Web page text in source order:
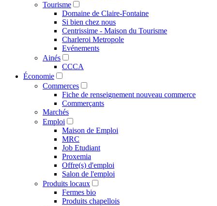
Tourisme
Domaine de Claire-Fontaine
Si bien chez nous
Centrissime - Maison du Tourisme
Charleroi Metropole
Evénements
Ainés
CCCA
Économie
Commerces
Fiche de renseignement nouveau commerce
Commerçants
Marchés
Emploi
Maison de Emploi
MRC
Job Etudiant
Proxemia
Offre(s) d'emploi
Salon de l'emploi
Produits locaux
Fermes bio
Produits chapellois